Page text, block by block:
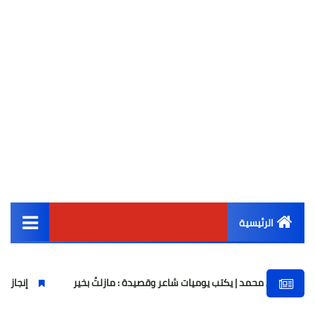
الرئيسية
أخبار مصر| يكتب يوميات شاعر وقصيدة : مازلتُ بخير إنجاز تاريخي.. ناشئات